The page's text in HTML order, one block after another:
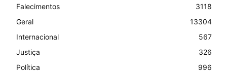
Falecimentos
3118
Geral
13304
Internacional
567
Justiça
326
Política
996